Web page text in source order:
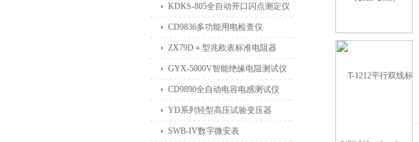
KDKS-805全自动开口闪点测定仪
CD9836多功能用电检查仪
ZX79D＋型兆欧表标准电阻器
GYX-5000V智能绝缘电阻测试仪
CD9890全自动电容电感测试仪
YD系列轻型高压试验变压器
SWB-IV数字微安表